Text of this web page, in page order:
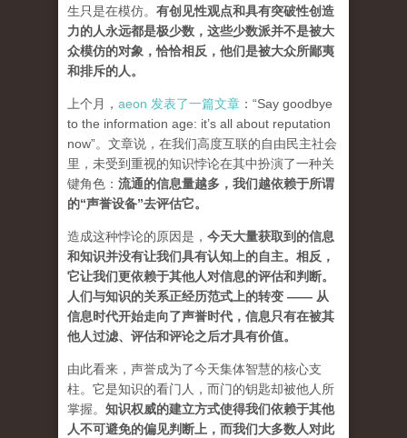
生只是在模仿。 有创见性观点和具有突破性创造
力的人永远都是极少数，这些少数派并不是被大
众模仿的对象，恰恰相反，他们是被大众所鄙夷
和排斥的人。
上个月， aeon 发表了一篇文章 ：“Say goodbye
to the information age: it’s all about reputation
now”。文章说，在我们高度互联的自由民主社会
里，未受到重视的知识悖论在其中扮演了一种关
键角色： 流通的信息量越多，我们越依赖于所谓
的“声誉设备”去评估它。
造成这种悖论的原因是， 今天大量获取到的信息
和知识并没有让我们具有认知上的自主。相反，
它让我们更依赖于其他人对信息的评估和判断。
人们与知识的关系正经历范式上的转变 —— 从
信息时代开始走向了声誉时代，信息只有在被其
他人过滤、评估和评论之后才具有价值。
由此看来，声誉成为了今天集体智慧的核心支
柱。它是知识的看门人，而门的钥匙却被他人所
掌握。 知识权威的建立方式使得我们依赖于其他
人不可避免的偏见判断上，而我们大多数人对此